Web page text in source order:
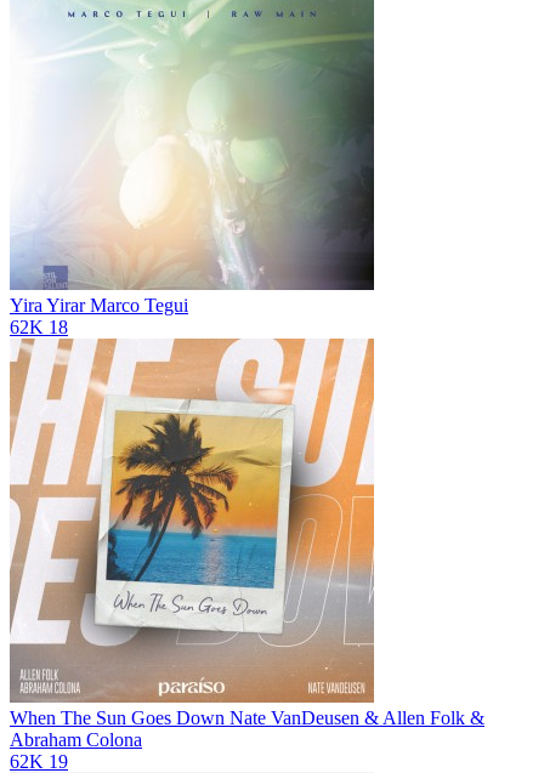
Yira Yirar Marco Tegui
62K 18
When The Sun Goes Down Nate VanDeusen & Allen Folk &
Abraham Colona
62K 19